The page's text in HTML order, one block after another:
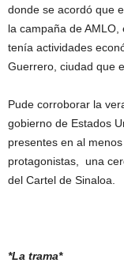
donde se acordó que
la campaña de AMLO,
tenía actividades
Guerrero, ciudad que
Pude corroborar la
gobierno de Estados
presentes en al
protagonistas, una
del Cartel de Sinaloa.
*La trama*